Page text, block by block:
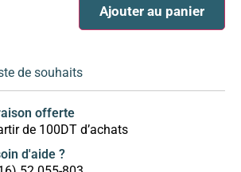
Box à
Ajouter au panier
de souhaits
offerte
de 100DT d’achats
d'aide ?